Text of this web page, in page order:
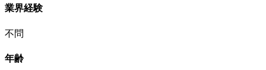
業界経験
不問
年齢